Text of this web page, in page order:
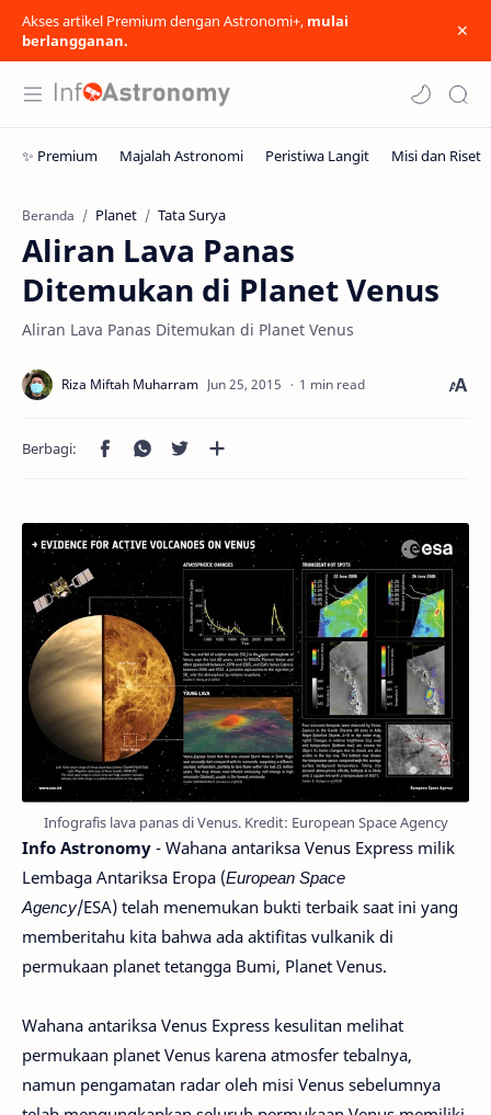
Akses artikel Premium dengan Astronomi+, mulai
berlangganan.
Beranda Planet Tata Surya
Aliran Lava Panas
Ditemukan di Planet Venus
Aliran Lava Panas Ditemukan di Planet Venus
1 min read
Infografis lava panas di Venus. Kredit: European Space Agency
Info Astronomy - Wahana antariksa Venus Express milik
Lembaga Antariksa Eropa (European Space
Agency/ESA) telah menemukan bukti terbaik saat ini yang
memberitahu kita bahwa ada aktifitas vulkanik di
permukaan planet tetangga Bumi, Planet Venus.
Wahana antariksa Venus Express kesulitan melihat
permukaan planet Venus karena atmosfer tebalnya,
namun pengamatan radar oleh misi Venus sebelumnya